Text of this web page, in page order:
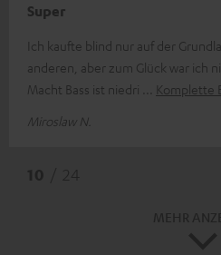
Super
Ich kaufte blind nur auf der
anderen, aber zum Glück war ich
Macht Bass ist niedri
Komplette
Miroslaw N.